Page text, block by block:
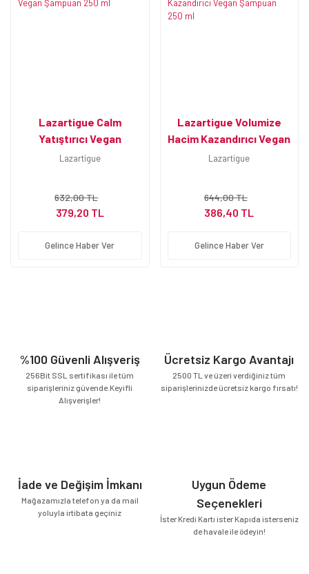
Lazartigue Calm
Yatıştırıcı Vegan
Şampuan 250 ml
Lazartigue
632,00 TL
379,20 TL
Gelince Haber Ver
Lazartigue Volumize
Hacim Kazandırıcı Vegan
Şampuan 250 ml
Lazartigue
644,00 TL
386,40 TL
Gelince Haber Ver
%100 Güvenli Alışveriş
256Bit SSL sertifikası ile tüm
siparişleriniz güvende.Keyifli
Alışverişler!
Ücretsiz Kargo Avantajı
2500 TL ve üzeri verdiğiniz tüm
siparişlerinizde ücretsiz kargo fırsatı!
İade ve Değişim İmkanı
Mağazamızla telefon ya da mail
yoluyla irtibata geçiniz
Uygun Ödeme
Seçenekleri
İster Kredi Kartı ister Kapıda isterseniz
de havale ile ödeyin!